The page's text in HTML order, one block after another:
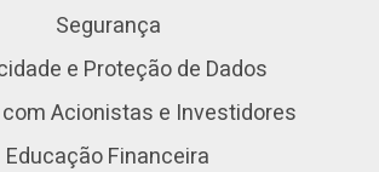
Segurança
e Proteção de Dados
Acionistas e Investidores
Educação Financeira